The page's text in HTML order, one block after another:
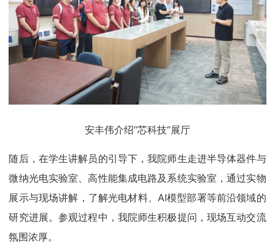
安丰伟介绍“芯科技”展厅
随后，在学生讲解员的引导下，我院师生走进半导体器件与
微纳光电实验室、高性能集成电路及系统实验室，通过实物
展示与现场讲解，了解光电材料、AI模型部署等前沿领域的
研究进展。参观过程中，我院师生积极提问，现场互动交流
氛围浓厚。